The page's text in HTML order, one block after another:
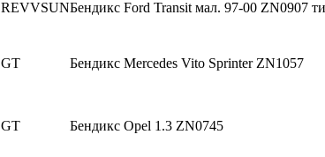
REVVSUNБендикс Ford Transit мал. 97-00 ZN0907
GT Бендикс Mercedes Vito Sprinter ZN1057
GT Бендикс Opel 1.3 ZN0745